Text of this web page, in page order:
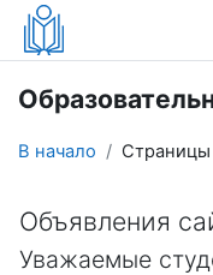
Перейти к основному
В начало Страницы
Объявления
Уважаемые